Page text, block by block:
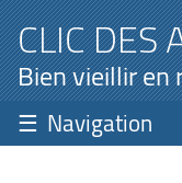
CLIC DES
Bien vieillir en
Navigation